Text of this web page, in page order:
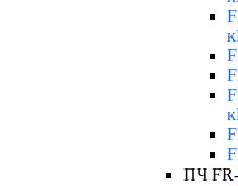
ПЧ FR-